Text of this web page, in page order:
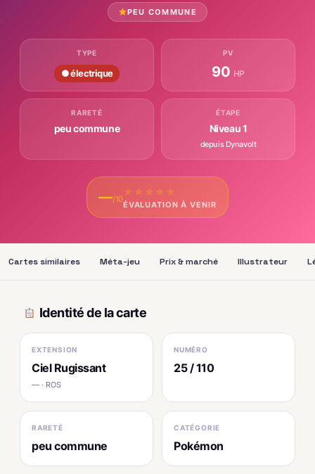
PEU COMMUNE
TYPE
● électrique
PV
90 HP
RARETÉ
peu commune
ÉTAPE
Niveau 1
depuis Dynavolt
—/10
★ ★ ★ ★ ★
ÉVALUATION À VENIR
Cartes similaires Méta-jeu Prix & marché Illustrateur
Identité de la carte
EXTENSION
Ciel Rugissant
— · ROS
NUMÉRO
25 / 110
RARETÉ
peu commune
CATÉGORIE
Pokémon